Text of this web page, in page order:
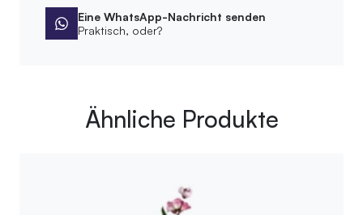
Eine WhatsApp-Nachricht senden
Praktisch, oder?
Ähnliche Produkte